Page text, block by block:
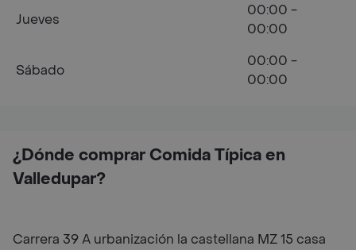
¿Dónde comprar Comida Típica en
Valledupar?
Carrera 39 A urbanización la castellana MZ 15 casa
Jueves
00:00 -
00:00
Sábado
00:00 -
00:00